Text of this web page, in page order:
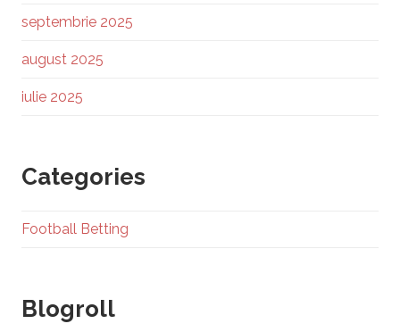
septembrie 2025
august 2025
iulie 2025
Categories
Football Betting
Blogroll